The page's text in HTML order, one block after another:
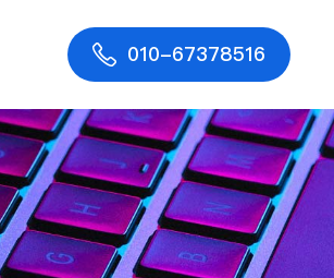
010-67378516